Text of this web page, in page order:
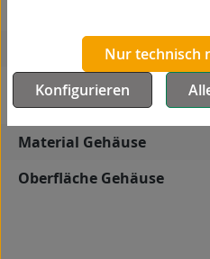
Leitfähigkeit
Material Gehäuse
Oberfläche Gehäuse
Nur technisch
Konfigurieren